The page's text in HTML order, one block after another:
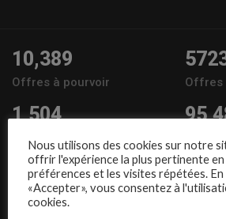
10,389
Offres à pourvoir Offres
1,504
Entreprises
Nous suivre
Nous utilisons des cookies sur notre
offrir l'expérience la plus pertinente
préférences et les visites répétées.
«Accepter», vous consentez à
cookies.